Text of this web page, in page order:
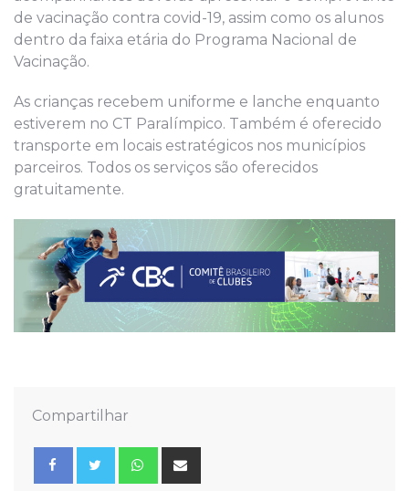
de vacinação contra covid-19, assim como os alunos
dentro da faixa etária do Programa Nacional de
Vacinação.
As crianças recebem uniforme e lanche enquanto
estiverem no CT Paralímpico. Também é oferecido
transporte em locais estratégicos nos municípios
parceiros. Todos os serviços são oferecidos
gratuitamente.
Compartilhar
Whatsapp